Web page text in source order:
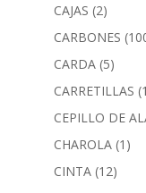
CAJAS (2)
CARBONES
CARDA (5)
CARRETILLAS
CEPILLO DE
CHAROLA (1)
CINTA (12)